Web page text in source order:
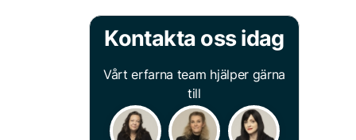
Kontakta oss idag
Vårt erfarna team hjälper gärna
till